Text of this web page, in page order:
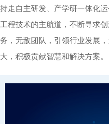
持走自主研发、产学研一体化
工程技术的主航道，不断寻求
务，无敌团队，引领行业发展
大，积极贡献智慧和解决方案。